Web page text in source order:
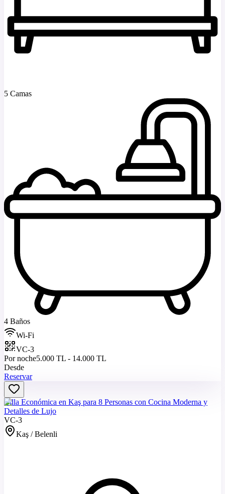
5 Camas
4 Baños
Wi-Fi
VC-3
Por noche5.000 TL - 14.000 TL
Desde
Reservar
Villa Económica en Kaş para 8 Personas con Cocina Moderna y
Detalles de Lujo
VC-3
Kaş / Belenli